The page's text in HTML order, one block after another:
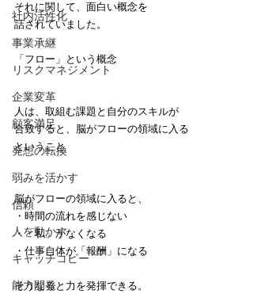
社内活性化
事業承継
リスクマネジメント
企業変革
顧客満足
発想の転換
弱みを活かす
信頼
人を動かす
キャッチコピー
能力開発
それに関して、面白い概念を
話されていました。
「フロー」という概念
人は、取組む課題と自分のスキルが
合致すると、脳がフローの領域に入る
ということ
脳がフローの領域に入ると、
・時間の流れを感じない
・「私」がなくなる
・仕事自体が「報酬」になる
そうなると力を発揮できる。